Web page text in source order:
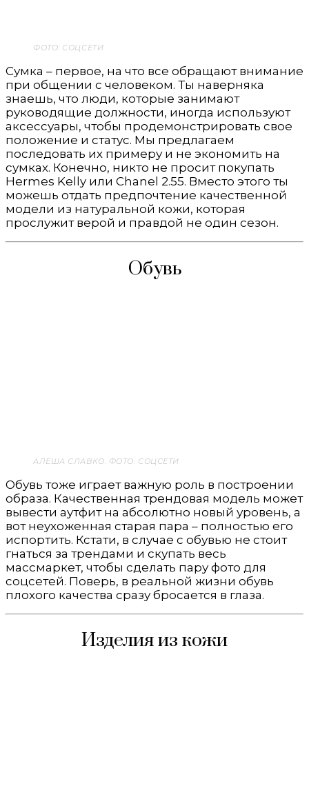
ФОТО: СОЦСЕТИ
Сумка – первое, на что все обращают внимание
при общении с человеком. Ты наверняка
знаешь, что люди, которые занимают
руководящие должности, иногда используют
аксессуары, чтобы продемонстрировать свое
положение и статус. Мы предлагаем
последовать их примеру и не экономить на
сумках. Конечно, никто не просит покупать
Hermes Kelly или Chanel 2.55. Вместо этого ты
можешь отдать предпочтение качественной
модели из натуральной кожи, которая
прослужит верой и правдой не один сезон.
Обувь
АЛЕША СЛАВКО. ФОТО: СОЦСЕТИ
Обувь тоже играет важную роль в построении
образа. Качественная трендовая модель может
вывести аутфит на абсолютно новый уровень, а
вот неухоженная старая пара – полностью его
испортить. Кстати, в случае с обувью не стоит
гнаться за трендами и скупать весь
массмаркет, чтобы сделать пару фото для
соцсетей. Поверь, в реальной жизни обувь
плохого качества сразу бросается в глаза.
Изделия из кожи